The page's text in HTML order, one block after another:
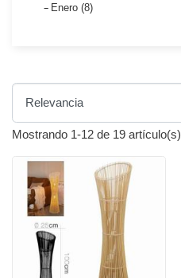
Enero (8)
Mostrando 1-12 de 19 artículo(s)